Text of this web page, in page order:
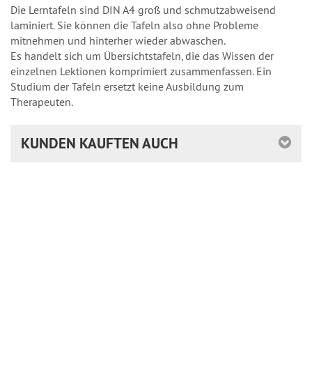
Die Lerntafeln sind DIN A4 groß und schmutzabweisend
laminiert. Sie können die Tafeln also ohne Probleme
mitnehmen und hinterher wieder abwaschen.
Es handelt sich um Übersichtstafeln, die das Wissen der
einzelnen Lektionen komprimiert zusammenfassen. Ein
Studium der Tafeln ersetzt keine Ausbildung zum
Therapeuten.
KUNDEN KAUFTEN AUCH